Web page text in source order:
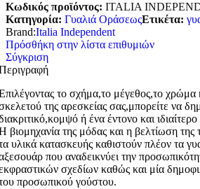
Κωδικός προϊόντος: ITALIA
Κατηγορία: Γυαλιά ΟράσεωςΕτικέτα:
Brand:Italia Independent
Πρόσθήκη στην λίστα επιθυμιών
Σύγκριση
το σχήμα,το μέγεθος,το χρώμα
της αρεσκείας σας,μπορείτε να
ή ένα έντονο και
βιομηχανία της μόδας και η βελτίωση της
υλικά κατασκευής καθιστούν πλέον τα
που αναδεικνύει την
σχεδίων καθώς και μία
προσωπικού γούστου.